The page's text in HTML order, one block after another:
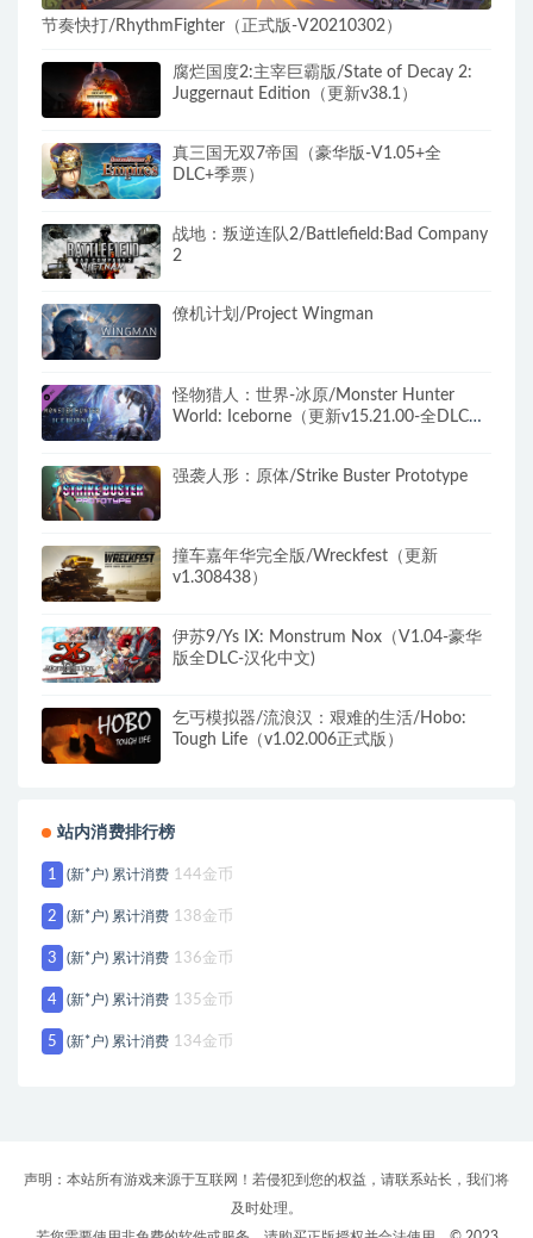
节奏快打/RhythmFighter（正式版-V20210302）
腐烂国度2:主宰巨霸版/State of Decay 2:
Juggernaut Edition（更新v38.1）
真三国无双7帝国（豪华版-V1.05+全
DLC+季票）
战地：叛逆连队2/Battlefield:Bad Company
2
僚机计划/Project Wingman
怪物猎人：世界-冰原/Monster Hunter
World: Iceborne（更新v15.21.00-全DLC豪
强袭人形：原体/Strike Buster Prototype
撞车嘉年华完全版/Wreckfest（更新
v1.308438）
伊苏9/Ys IX: Monstrum Nox（V1.04-豪华
版全DLC-汉化中文)
乞丐模拟器/流浪汉：艰难的生活/Hobo:
Tough Life（v1.02.006正式版）
站内消费排行榜
1 (新*户) 累计消费 144金币
2 (新*户) 累计消费 138金币
3 (新*户) 累计消费 136金币
4 (新*户) 累计消费 135金币
5 (新*户) 累计消费 134金币
声明：本站所有游戏来源于互联网！若侵犯到您的权益，请联系站长，我们将
及时处理。